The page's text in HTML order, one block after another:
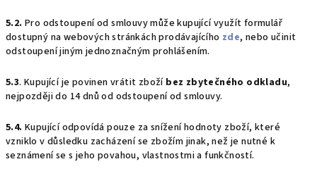
5.2. Pro odstoupení od smlouvy může kupující využít formulář
dostupný na webových stránkách prodávajícího zde, nebo učinit
odstoupení jiným jednoznačným prohlášením.
5.3. Kupující je povinen vrátit zboží bez zbytečného odkladu,
nejpozději do 14 dnů od odstoupení od smlouvy.
5.4. Kupující odpovídá pouze za snížení hodnoty zboží, které
vzniklo v důsledku zacházení se zbožím jinak, než je nutné k
seznámení se s jeho povahou, vlastnostmi a funkčností.